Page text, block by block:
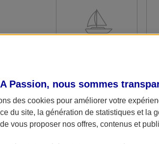
Passion, nous sommes
des cookies pour améliorer votre
du site, la génération de statistiques et la
vous proposer nos offres, contenus et